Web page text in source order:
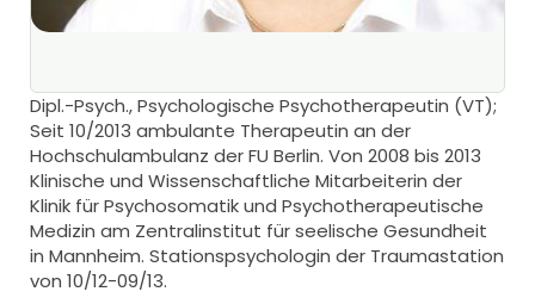
Dipl.-Psych., Psychologische Psychotherapeutin (VT);
Seit 10/2013 ambulante Therapeutin an der
Hochschulambulanz der FU Berlin. Von 2008 bis 2013
Klinische und Wissenschaftliche Mitarbeiterin der
Klinik für Psychosomatik und Psychotherapeutische
Medizin am Zentralinstitut für seelische Gesundheit
in Mannheim. Stationspsychologin der Traumastation
von 10/12-09/13.